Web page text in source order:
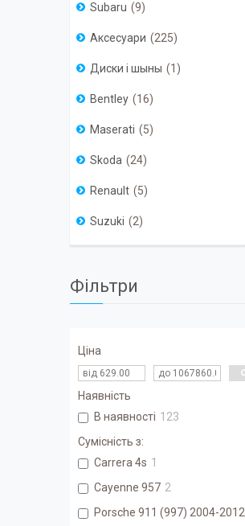
Subaru 9
Аксесуари 225
Диски і шыны 1
Bentley 16
Maserati 5
Skoda 24
Renault 5
Suzuki 2
Фільтри
Ціна
Наявність
В наявності 123
Сумісність з:
Carrera 4s 1
Cayenne 957 2
Porsche 911 (997) 2004-2012